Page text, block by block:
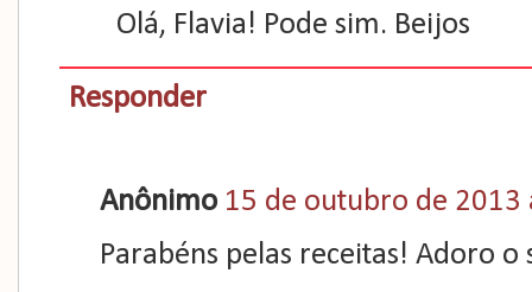
Olá, Flavia! Pode sim. Beijos
Responder
Anônimo 15 de outubro de 2013
Parabéns pelas receitas! Adoro